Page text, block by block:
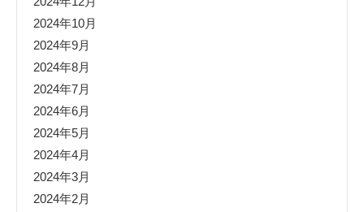
2024年10月
2024年9月
2024年8月
2024年7月
2024年6月
2024年5月
2024年4月
2024年3月
2024年2月